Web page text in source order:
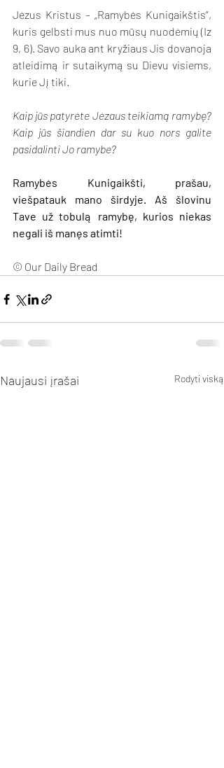
Jėzus Kristus – „Ramybės Kunigaikštis“,
kuris gelbsti mus nuo mūsų nuodėmių (Iz
9, 6). Savo auka ant kryžiaus Jis dovanoja
atleidimą ir sutaikymą su Dievu visiems,
kurie Jį tiki.
Kaip jūs patyrėte Jėzaus teikiamą ramybę?
Kaip jūs šiandien dar su kuo nors galite
pasidalinti Jo ramybe?
Ramybės Kunigaikšti, prašau,
viešpatauk mano širdyje. Aš šlovinu
Tave už tobulą ramybę, kurios niekas
negali iš manęs atimti!
© Our Daily Bread
Naujausi įrašai Rodyti viską